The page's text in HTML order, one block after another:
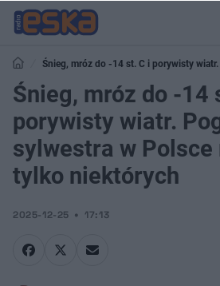
Śnieg, mróz do -14 st. C i porywisty wiatr.
rozpieści tylko niektórych
Śnieg, mróz do -14
porywisty wiatr.
sylwestra w Polsce
tylko niektórych
2025-12-25 17:13